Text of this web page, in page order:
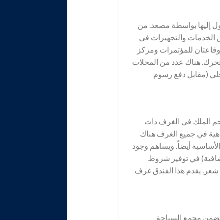
على ٥ طوابق، حيث يمكن الوصول إليها بواسطة مصعد. من
على مدار ٢٤ ساعة. نضع العديد من الخدمات والتجهيزات في
للمؤتمرات ومركز
هناك عدد من المحلات
(مقابل دفع رسوم
الملك في الغرف ذات
في جميع الغرف هناك
أيضاً. ويساهم وجود
في توفير شروط
يقدم هذا الفندق غرف
يضمن مجمع السباحة